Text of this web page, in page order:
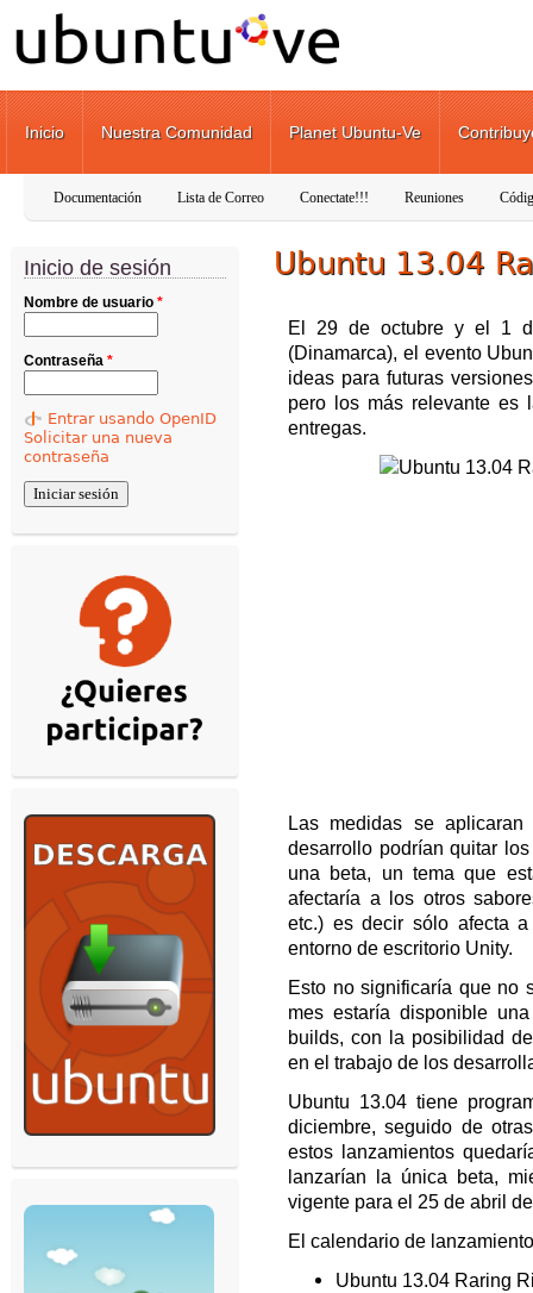
Pasar al contenido principal
Inicio Nuestra Comunidad Planet Ubuntu-Ve
Documentación Lista de Correo Conectate!!! Reuniones
Inicio de sesión
Nombre de usuario *
Contraseña *
Entrar usando OpenID
Solicitar una nueva
contraseña
Ubuntu 13.04
El 29 de octubre y el 1
(Dinamarca), el evento
ideas para futuras
pero los más relevante es
entregas.
Las medidas se
desarrollo podrían quitar
una beta, un tema que
afectaría a los otros
etc.) es decir sólo afecta
entorno de escritorio Unity.
Esto no significaría que no
mes estaría disponible
builds, con la posibilidad
en el trabajo de los
Ubuntu 13.04 tiene
diciembre, seguido de
estos lanzamientos
lanzarían la única beta,
vigente para el 25 de abril
El calendario de
Ubuntu 13.04 Raring